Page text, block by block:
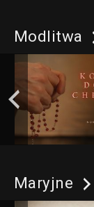
Modlitwa
Maryjne